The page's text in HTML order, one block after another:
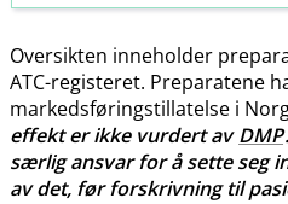
Oversikten inneholder
ATC-registeret. Preparatene
markedsføringstillatelse i
effekt er ikke vurdert avDMP
særlig ansvar for å sette seg
av det, før forskrivning til